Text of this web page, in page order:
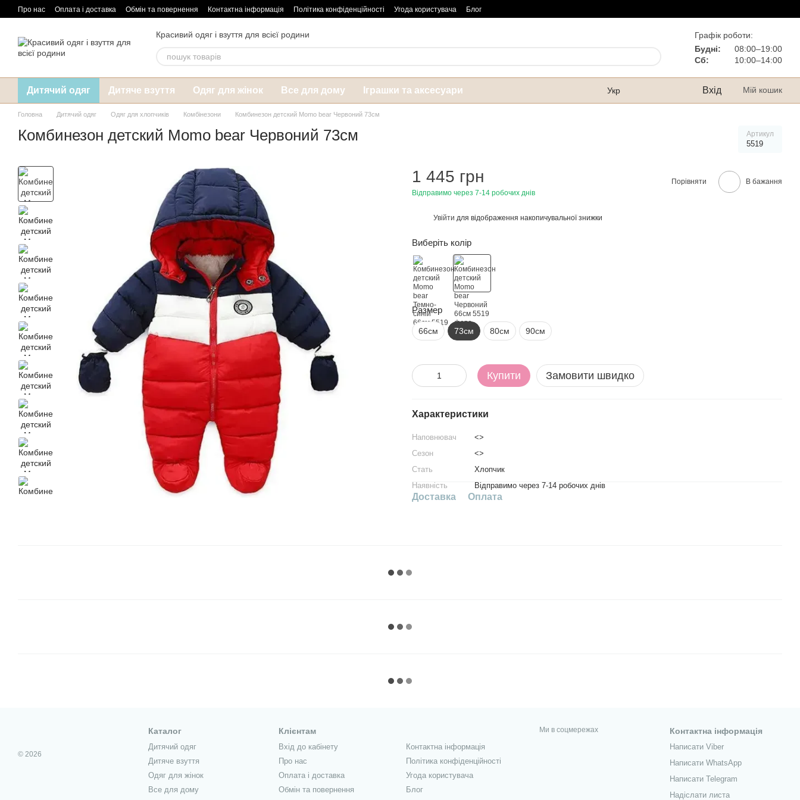
Перейти до основного контенту
Про нас Оплата і доставка Обмін та повернення Контактна інформація Політика конфіденційності Угода користувача Блог
Красивий одяг і взуття для всієї родини
Графік роботи:
Будні:
08:00–19:00
Сб:
10:00–14:00
Дитячий одяг Дитяче взуття Одяг для жінок Все для дому Іграшки та аксесуари Укр Вхід Мій кошик
Головна Дитячий одяг Одяг для хлопчиків Комбінезони Комбинезон детский Momo bear Червоний 73см
Комбинезон детский Momo bear Червоний 73см Артикул
5519
1 445 грн
Відправимо через 7-14 робочих днів
Порівняти В бажання
Увійти для відображення накопичувальної знижки
Виберіть колір
Размер
66см 73см 80см 90см
Купити Замовити швидко
Характеристики
Наповнювач
<>
Сезон
<>
Стать
Хлопчик
Наявність
Відправимо через 7-14 робочих днів
Доставка Оплата
© 2026
Каталог
Дитячий одяг
Дитяче взуття
Одяг для жінок
Все для дому
Клієнтам
Вхід до кабінету
Про нас
Оплата і доставка
Обмін та повернення
Контактна інформація
Політика конфіденційності
Угода користувача
Блог
Ми в соцмережах Контактна інформація
Написати Viber
Написати WhatsApp
Написати Telegram
Надіслати листа